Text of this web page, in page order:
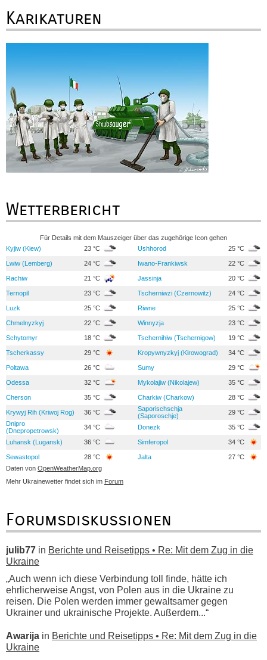
Karikaturen
Wetterbericht
Für Details mit dem Mauszeiger über das zugehörige Icon gehen
Kyjiw (Kiew)
23 °C Ushhorod 25 °C
Lwiw (Lemberg) 24 °C Iwano-Frankiwsk 22 °C
Rachiw 21 °C Jassinja 20 °C
Ternopil 23 °C Tscherniwzi (Czernowitz) 24 °C
Luzk 25 °C Riwne 25 °C
Chmelnyzkyj 22 °C Winnyzja 23 °C
Schytomyr 18 °C Tschernihiw (Tschernigow) 19 °C
Tscherkassy 29 °C Kropywnyzkyj (Kirowograd) 34 °C
Poltawa 26 °C Sumy 29 °C
Odessa 32 °C Mykolajiw (Nikolajew) 35 °C
Cherson 35 °C Charkiw (Charkow) 28 °C
Krywyj Rih (Kriwoj Rog) 36 °C
Saporischschja
(Saporoschje)
29 °C
Dnipro
(Dnepropetrowsk)
34 °C Donezk 35 °C
Luhansk (Lugansk) 36 °C Simferopol 34 °C
Sewastopol 28 °C Jalta
27 °C
Daten von OpenWeatherMap.org
Mehr Ukrainewetter findet sich im Forum
Forumsdiskussionen
julib77 in Berichte und Reisetipps • Re: Mit dem Zug in die
Ukraine
„Auch wenn ich diese Verbindung toll finde, hätte ich
ehrlicherweise Angst, von Polen aus in die Ukraine zu
reisen. Die Polen werden immer gewaltsamer gegen
Ukrainer und ukrainische Projekte. Außerdem...“
Awarija in Berichte und Reisetipps • Re: Mit dem Zug in die
Ukraine